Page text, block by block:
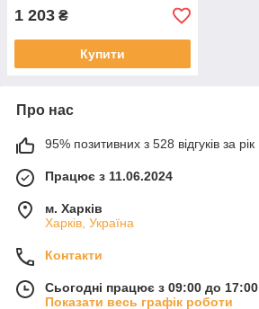
1 203 ₴
Купити
Про нас
95% позитивних з 528 відгуків за рік
Працює з 11.06.2024
м. Харків
Харків, Україна
Контакти
Сьогодні працює з 09:00 до 17:00
Показати весь графік роботи